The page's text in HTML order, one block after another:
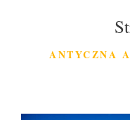
ANTYCZNA